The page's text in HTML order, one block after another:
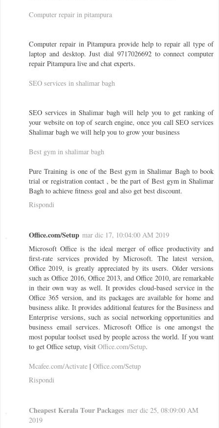
Computer repair in pitampura
Computer repair in Pitampura provide help to repair all type of
laptop and desktop. Just dial 9717026692 to connect computer
repair Pitampura live and chat experts.
SEO services in shalimar bagh
SEO services in Shalimar bagh will help you to get ranking of
your website on top of search engine, once you call SEO services
Shalimar bagh we will help you to grow your business
Best gym in shalimar bagh
Pure Training is one of the Best gym in Shalimar Bagh to book
trial or registration contact , be the part of Best gym in Shalimar
Bagh to achieve fitness goal and also get best discount.
Rispondi
Office.com/Setup mar dic 17, 10:04:00 AM 2019
Microsoft Office is the ideal merger of office productivity and
first-rate services provided by Microsoft. The latest version,
Office 2019, is greatly appreciated by its users. Older versions
such as Office 2016, Office 2013, and Office 2010, are remarkable
in their own way as well. It provides cloud-based service in the
Office 365 version, and its packages are available for home and
business alike. It provides additional features for the Business and
Enterprise versions, such as social networking opportunities and
business email services. Microsoft Office is one amongst the
most popular toolset used by people across the world. If you want
to get Office setup, visit Office.com/Setup.
Mcafee.com/Activate | Office.com/Setup
Rispondi
Cheapest Kerala Tour Packages mer dic 25, 08:09:00 AM
2019